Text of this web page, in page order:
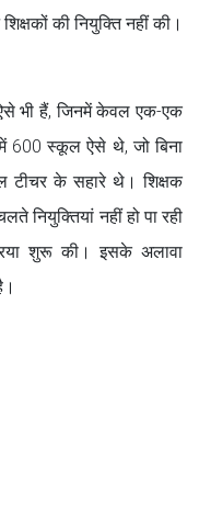
की नियुक्ति नहीं की।
भी हैं, जिनमें केवल एक-एक
में 600 स्कूल ऐसे थे, जो बिना
टीचर के सहारे थे। शिक्षक
नियुक्तियां नहीं हो पा रही
शुरू की। इसके अलावा